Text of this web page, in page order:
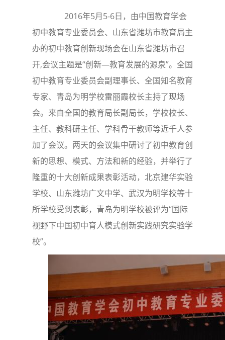
2016年5月5-6日，由中国教育学会
初中教育专业委员会、山东省潍坊市教育局主
办的初中教育创新现场会在山东省潍坊市召
开,会议主题是“创新—教育发展的源泉”。全国
初中教育专业委员会副理事长、全国知名教育
专家、青岛为明学校雷丽霞校长主持了现场
会。来自全国的教育局长副局长，学校校长、
主任、教科研主任、学科骨干教师等近千人参
加了会议。两天的会议集中研讨了初中教育创
新的思想、模式、方法和新的经验，并举行了
隆重的十大创新成果表彰活动，北京建华实验
学校、山东潍坊广文中学、武汉为明学校等十
所学校受到表彰，青岛为明学校被评为“国际
视野下中国初中育人模式创新实践研究实验学
校”。